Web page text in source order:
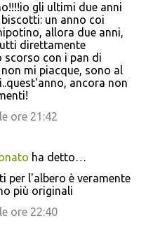
gli ultimi due anni
un anno coi
allora due anni,
direttamente
scorso con i pan di
mi piacque, sono al
ancora non
ore 21:42
ha detto…
per l'albero è veramente
più originali
ore 22:40